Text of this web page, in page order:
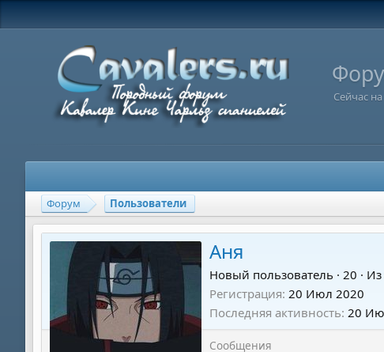
Сейчас
Форум Пользователи
Аня
Новый пользователь · 20 · Из
Регистрация 20 Июл 2020
Последняя активность 20
Сообщения